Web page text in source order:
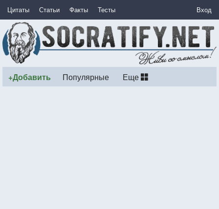
Цитаты Статьи Факты Тесты Вход
+Добавить Популярные Еще